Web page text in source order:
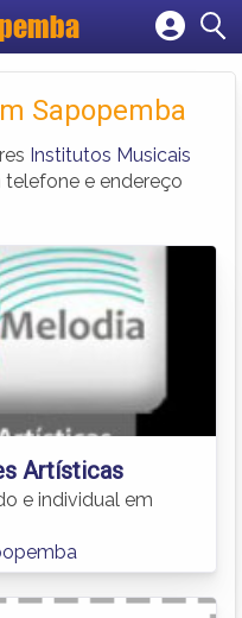
empresa
Sapopemba
Institutos Musicais
telefone e endereço
Artísticas
e individual em